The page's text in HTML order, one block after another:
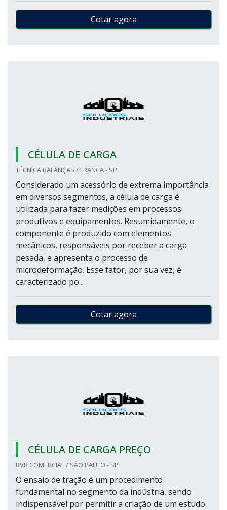
Cotar agora
CÉLULA DE CARGA
TÉCNICA BALANÇAS / FRANCA - SP
Considerado um acessório de extrema importância
em diversos segmentos, a célula de carga é
utilizada para fazer medições em processos
produtivos e equipamentos. Resumidamente, o
componente é produzido com elementos
mecânicos, responsáveis por receber a carga
pesada, e apresenta o processo de
microdeformação. Esse fator, por sua vez, é
caracterizado po...
Cotar agora
CÉLULA DE CARGA PREÇO
BVR COMERCIAL / SÃO PAULO - SP
O ensaio de tração é um procedimento
fundamental no segmento da indústria, sendo
indispensável por permitir a criação de um estudo